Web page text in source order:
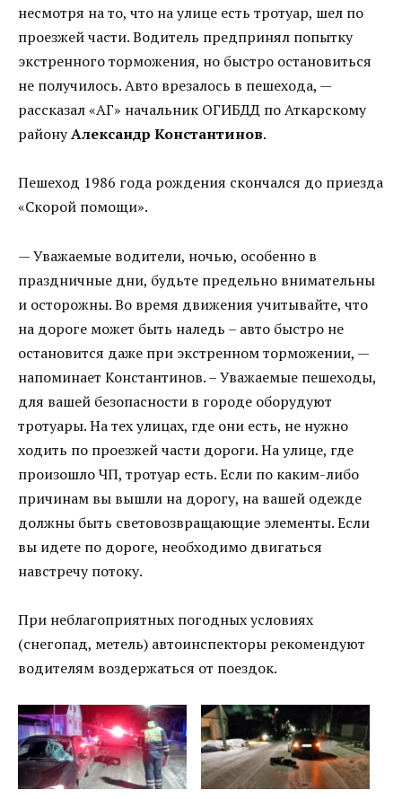
несмотря на то, что на улице есть тротуар, шел по
проезжей части. Водитель предпринял попытку
экстренного торможения, но быстро остановиться
не получилось. Авто врезалось в пешехода, —
рассказал «АГ» начальник ОГИБДД по Аткарскому
районуАлександр Константинов.
Пешеход 1986 года рождения скончался до приезда
«Скорой помощи».
— Уважаемые водители, ночью, особенно в
праздничные дни, будьте предельно внимательны
и осторожны. Во время движения учитывайте, что
на дороге может быть наледь – авто быстро не
остановится даже при экстренном торможении, —
напоминает Константинов. – Уважаемые пешеходы,
для вашей безопасности в городе оборудуют
тротуары. На тех улицах, где они есть, не нужно
ходить по проезжей части дороги. На улице, где
произошло ЧП, тротуар есть. Если по каким-либо
причинам вы вышли на дорогу, на вашей одежде
должны быть световозвращающие элементы. Если
вы идете по дороге, необходимо двигаться
навстречу потоку.
При неблагоприятных погодных условиях
(снегопад, метель) автоинспекторы рекомендуют
водителям воздержаться от поездок.